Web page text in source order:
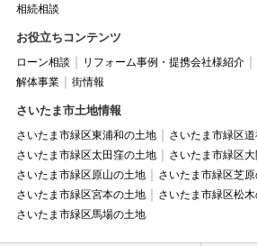
相続相談
お役立ちコンテンツ
ローン相談 リフォーム事例・提携会社様紹介
解体事業
街情報
さいたま市土地情報
さいたま市緑区東浦和の土地
さいたま市緑区
さいたま市緑区太田窪の土地
さいたま市緑区
さいたま市緑区原山の土地
さいたま市緑区芝
さいたま市緑区宮本の土地
さいたま市緑区松
さいたま市緑区馬場の土地